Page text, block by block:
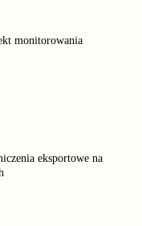
monitorowania
eksportowe na